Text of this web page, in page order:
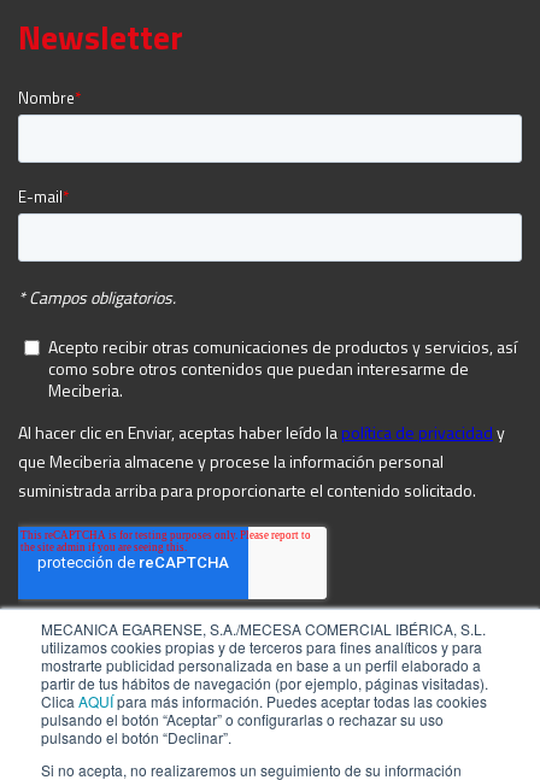
MECANICA EGARENSE, S.A./MECESA COMERCIAL IBÉRICA, S.L.
utilizamos cookies propias y de terceros para fines analíticos y para
mostrarte publicidad personalizada en base a un perfil elaborado a
partir de tus hábitos de navegación (por ejemplo, páginas visitadas).
Clica AQUÍpara más información. Puedes aceptar todas las cookies
pulsando el botón “Aceptar” o configurarlas o rechazar su uso
pulsando el botón “Declinar”.
Si no acepta, no realizaremos un seguimiento de su información